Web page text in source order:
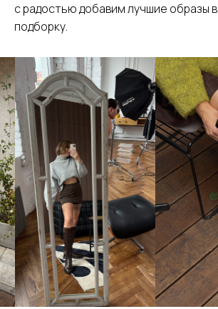
с радостью добавим лучшие образы в
подборку.